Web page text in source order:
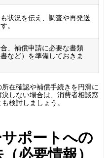
状況を伝え、調査や再発送
。
、補償申請に必要な書類
など）を準備しておきま
在確認や補償手続きを円滑に
しない場合は、消費者相談窓
検討しましょう。
ポートへの
必要情報）